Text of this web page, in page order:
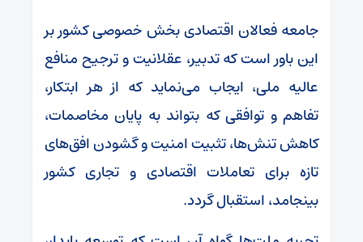
جامعه فعالان اقتصادی بخش خصوصی کشور بر
این باور است که تدبیر، عقلانیت و ترجیح منافع
عالیه ملی، ایجاب می‌نماید که از هر ابتکار،
تفاهم و توافقی که بتواند به پایان مخاصمات،
کاهش تنش‌ها، تثبیت امنیت و گشودن افق‌های
تازه برای تعاملات اقتصادی و تجاری کشور
بینجامد، استقبال گردد.